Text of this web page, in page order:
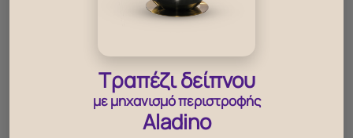
Κερί κορμός μεγάλος 559000543
Τραπέζι δείπνου
με μηχανισμό περιστροφής
Aladino